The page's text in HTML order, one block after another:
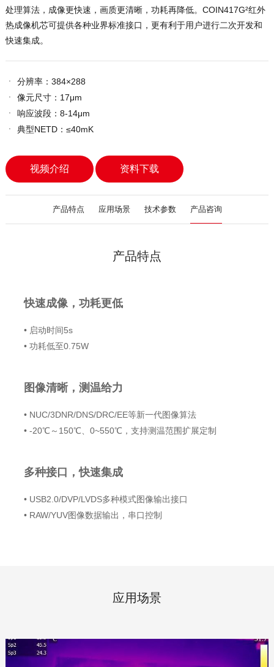
处理算法，成像更快速，画质更清晰，功耗再降低。COIN417G²红外
热成像机芯可提供各种业界标准接口，更有利于用户进行二次开发和
快速集成。
ㆍ
分辨率：384×288
ㆍ
像元尺寸：17μm
ㆍ
响应波段：8-14μm
ㆍ
典型NETD：≤40mK
视频介绍 资料下载
产品特点 应用场景 技术参数 产品咨询
产品特点
快速成像，功耗更低
• 启动时间5s
• 功耗低至0.75W
图像清晰，测温给力
• NUC/3DNR/DNS/DRC/EE等新一代图像算法
• -20℃～150℃、0~550℃，支持测温范围扩展定制
多种接口，快速集成
• USB2.0/DVP/LVDS多种模式图像输出接口
• RAW/YUV图像数据输出，串口控制
应用场景